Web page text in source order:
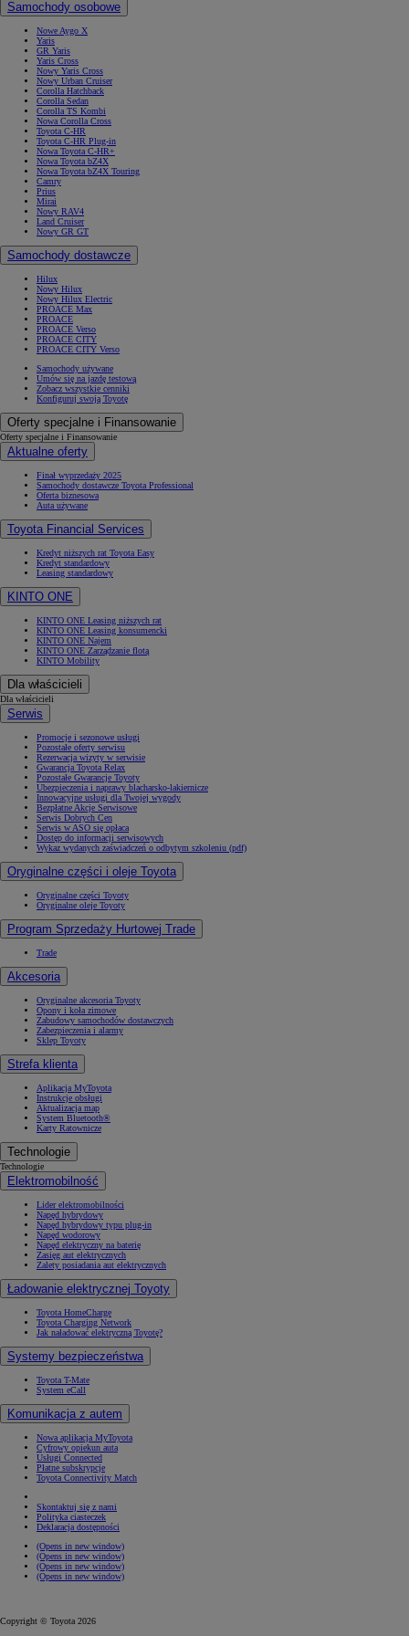
Samochody osobowe
Nowe Aygo X
Yaris
GR Yaris
Yaris Cross
Nowy Yaris Cross
Nowy Urban Cruiser
Corolla Hatchback
Corolla Sedan
Corolla TS Kombi
Nowa Corolla Cross
Toyota C-HR
Toyota C-HR Plug-in
Nowa Toyota C-HR+
Nowa Toyota bZ4X
Nowa Toyota bZ4X Touring
Camry
Prius
Mirai
Nowy RAV4
Land Cruiser
Nowy GR GT
Samochody dostawcze
Hilux
Nowy Hilux
Nowy Hilux Electric
PROACE Max
PROACE
PROACE Verso
PROACE CITY
PROACE CITY Verso
Samochody używane
Umów się na jazdę testową
Zobacz wszystkie cenniki
Konfiguruj swoją Toyotę
Oferty specjalne i Finansowanie
Oferty specjalne i Finansowanie
Aktualne oferty
Finał wyprzedaży 2025
Samochody dostawcze Toyota Professional
Oferta biznesowa
Auta używane
Toyota Financial Services
Kredyt niższych rat Toyota Easy
Kredyt standardowy
Leasing standardowy
KINTO ONE
KINTO ONE Leasing niższych rat
KINTO ONE Leasing konsumencki
KINTO ONE Najem
KINTO ONE Zarządzanie flotą
KINTO Mobility
Dla właścicieli
Dla właścicieli
Serwis
Promocje i sezonowe usługi
Pozostałe oferty serwisu
Rezerwacja wizyty w serwisie
Gwarancja Toyota Relax
Pozostałe Gwarancje Toyoty
Ubezpieczenia i naprawy blacharsko-lakiernicze
Innowacyjne usługi dla Twojej wygody
Bezpłatne Akcje Serwisowe
Serwis Dobrych Cen
Serwis w ASO się opłaca
Dostęp do informacji serwisowych
Wykaz wydanych zaświadczeń o odbytym szkoleniu (pdf)
Oryginalne części i oleje Toyota
Oryginalne części Toyoty
Oryginalne oleje Toyoty
Program Sprzedaży Hurtowej Trade
Trade
Akcesoria
Oryginalne akcesoria Toyoty
Opony i koła zimowe
Zabudowy samochodów dostawczych
Zabezpieczenia i alarmy
Sklep Toyoty
Strefa klienta
Aplikacja MyToyota
Instrukcje obsługi
Aktualizacja map
System Bluetooth®
Karty Ratownicze
Technologie
Technologie
Elektromobilność
Lider elektromobilności
Napęd hybrydowy
Napęd hybrydowy typu plug-in
Napęd wodorowy
Napęd elektryczny na baterię
Zasięg aut elektrycznych
Zalety posiadania aut elektrycznych
Ładowanie elektrycznej Toyoty
Toyota HomeCharge
Toyota Charging Network
Jak naładować elektryczną Toyotę?
Systemy bezpieczeństwa
Toyota T-Mate
System eCall
Komunikacja z autem
Nowa aplikacja MyToyota
Cyfrowy opiekun auta
Usługi Connected
Płatne subskrypcje
Toyota Connectivity Match
Skontaktuj się z nami
Polityka ciasteczek
Deklaracja dostępności
(Opens in new window)
(Opens in new window)
(Opens in new window)
(Opens in new window)
Copyright © Toyota 2026